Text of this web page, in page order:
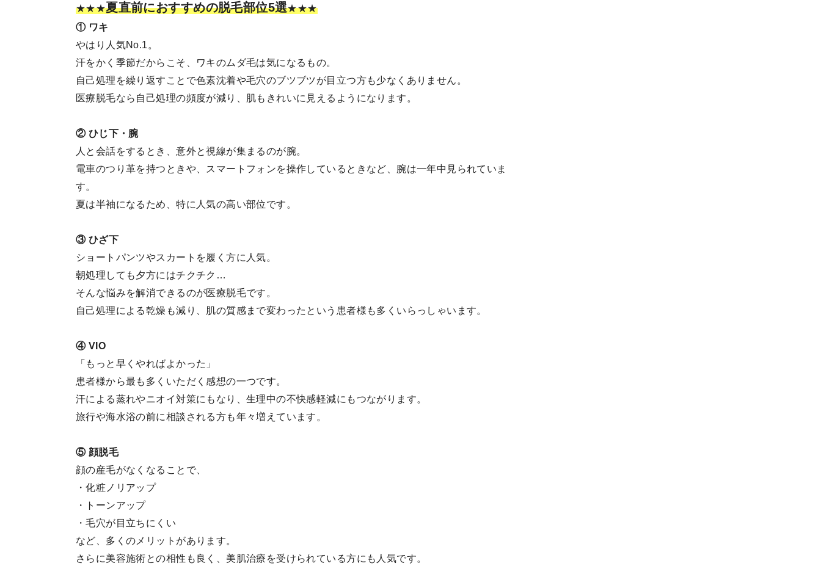
★★★夏直前におすすめの脱毛部位5選★★★
① ワキ
やはり人気No.1。
汗をかく季節だからこそ、ワキのムダ毛は気になるもの。
自己処理を繰り返すことで色素沈着や毛穴のブツブツが目立つ方も少なくありません。
医療脱毛なら自己処理の頻度が減り、肌もきれいに見えるようになります。
② ひじ下・腕
人と会話をするとき、意外と視線が集まるのが腕。
電車のつり革を持つときや、スマートフォンを操作しているときなど、腕は一年中見られていま
す。
夏は半袖になるため、特に人気の高い部位です。
③ ひざ下
ショートパンツやスカートを履く方に人気。
朝処理しても夕方にはチクチク…
そんな悩みを解消できるのが医療脱毛です。
自己処理による乾燥も減り、肌の質感まで変わったという患者様も多くいらっしゃいます。
④ VIO
「もっと早くやればよかった」
患者様から最も多くいただく感想の一つです。
汗による蒸れやニオイ対策にもなり、生理中の不快感軽減にもつながります。
旅行や海水浴の前に相談される方も年々増えています。
⑤ 顔脱毛
顔の産毛がなくなることで、
・化粧ノリアップ
・トーンアップ
・毛穴が目立ちにくい
など、多くのメリットがあります。
さらに美容施術との相性も良く、美肌治療を受けられている方にも人気です。